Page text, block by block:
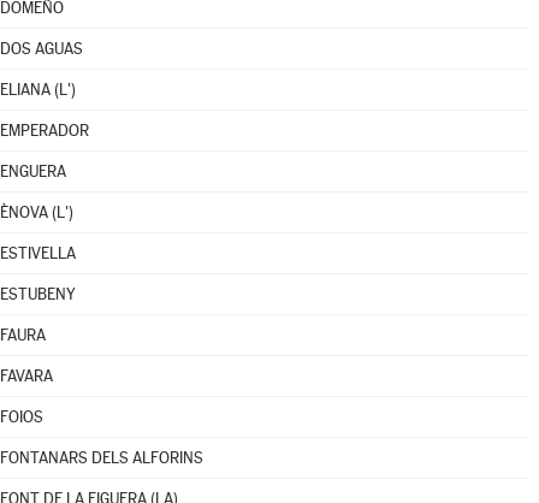
DOMEÑO
DOS AGUAS
ELIANA (L')
EMPERADOR
ENGUERA
ÈNOVA (L')
ESTIVELLA
ESTUBENY
FAURA
FAVARA
FOIOS
FONTANARS DELS ALFORINS
FONT DE LA FIGUERA (LA)